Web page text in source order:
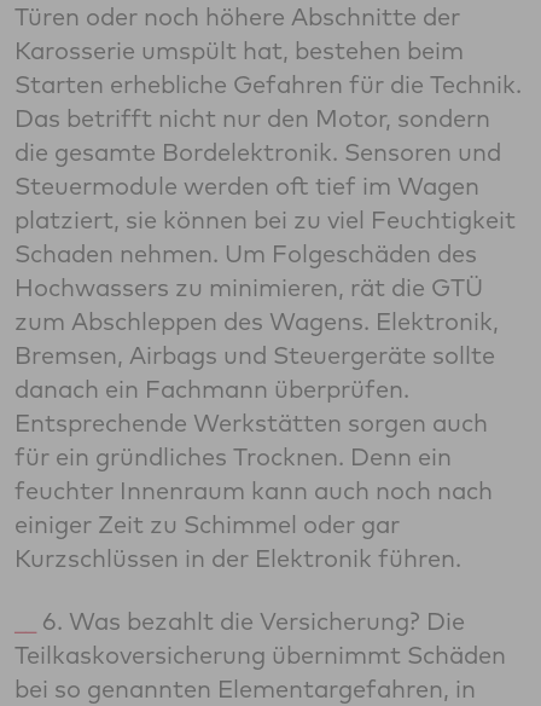
Türen oder noch höhere Abschnitte der
Karosserie umspült hat, bestehen beim
Starten erhebliche Gefahren für die Technik.
Das betrifft nicht nur den Motor, sondern
die gesamte Bordelektronik. Sensoren und
Steuermodule werden oft tief im Wagen
platziert, sie können bei zu viel Feuchtigkeit
Schaden nehmen. Um Folgeschäden des
Hochwassers zu minimieren, rät die GTÜ
zum Abschleppen des Wagens. Elektronik,
Bremsen, Airbags und Steuergeräte sollte
danach ein Fachmann überprüfen.
Entsprechende Werkstätten sorgen auch
für ein gründliches Trocknen. Denn ein
feuchter Innenraum kann auch noch nach
einiger Zeit zu Schimmel oder gar
Kurzschlüssen in der Elektronik führen.
6. Was bezahlt die Versicherung? Die
Teilkaskoversicherung übernimmt Schäden
bei so genannten Elementargefahren, in